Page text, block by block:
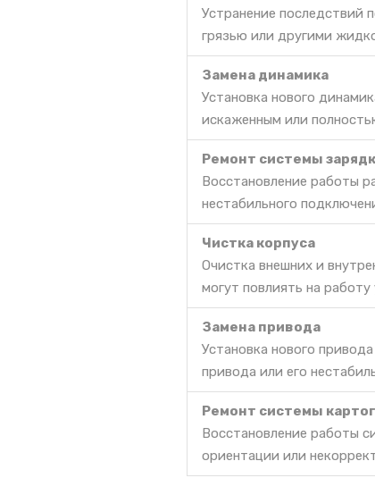
Устранение последствий
грязью или другими
Замена динамика
Установка нового
искаженным или
Ремонт системы
Восстановление работы
нестабильного
Чистка корпуса
Очистка внешних и
могут повлиять на работу
Замена привода
Установка нового
привода или его
Ремонт системы
Восстановление работы
ориентации или